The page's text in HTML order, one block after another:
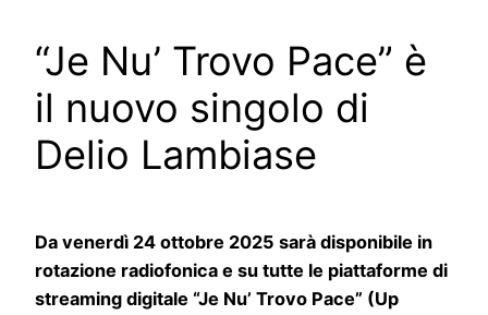
“Je Nu’ Trovo Pace” è
il nuovo singolo di
Delio Lambiase
Da venerdì 24 ottobre 2025 sarà disponibile in
rotazione radiofonica e su tutte le piattaforme di
streaming digitale “Je Nu’ Trovo Pace” (Up